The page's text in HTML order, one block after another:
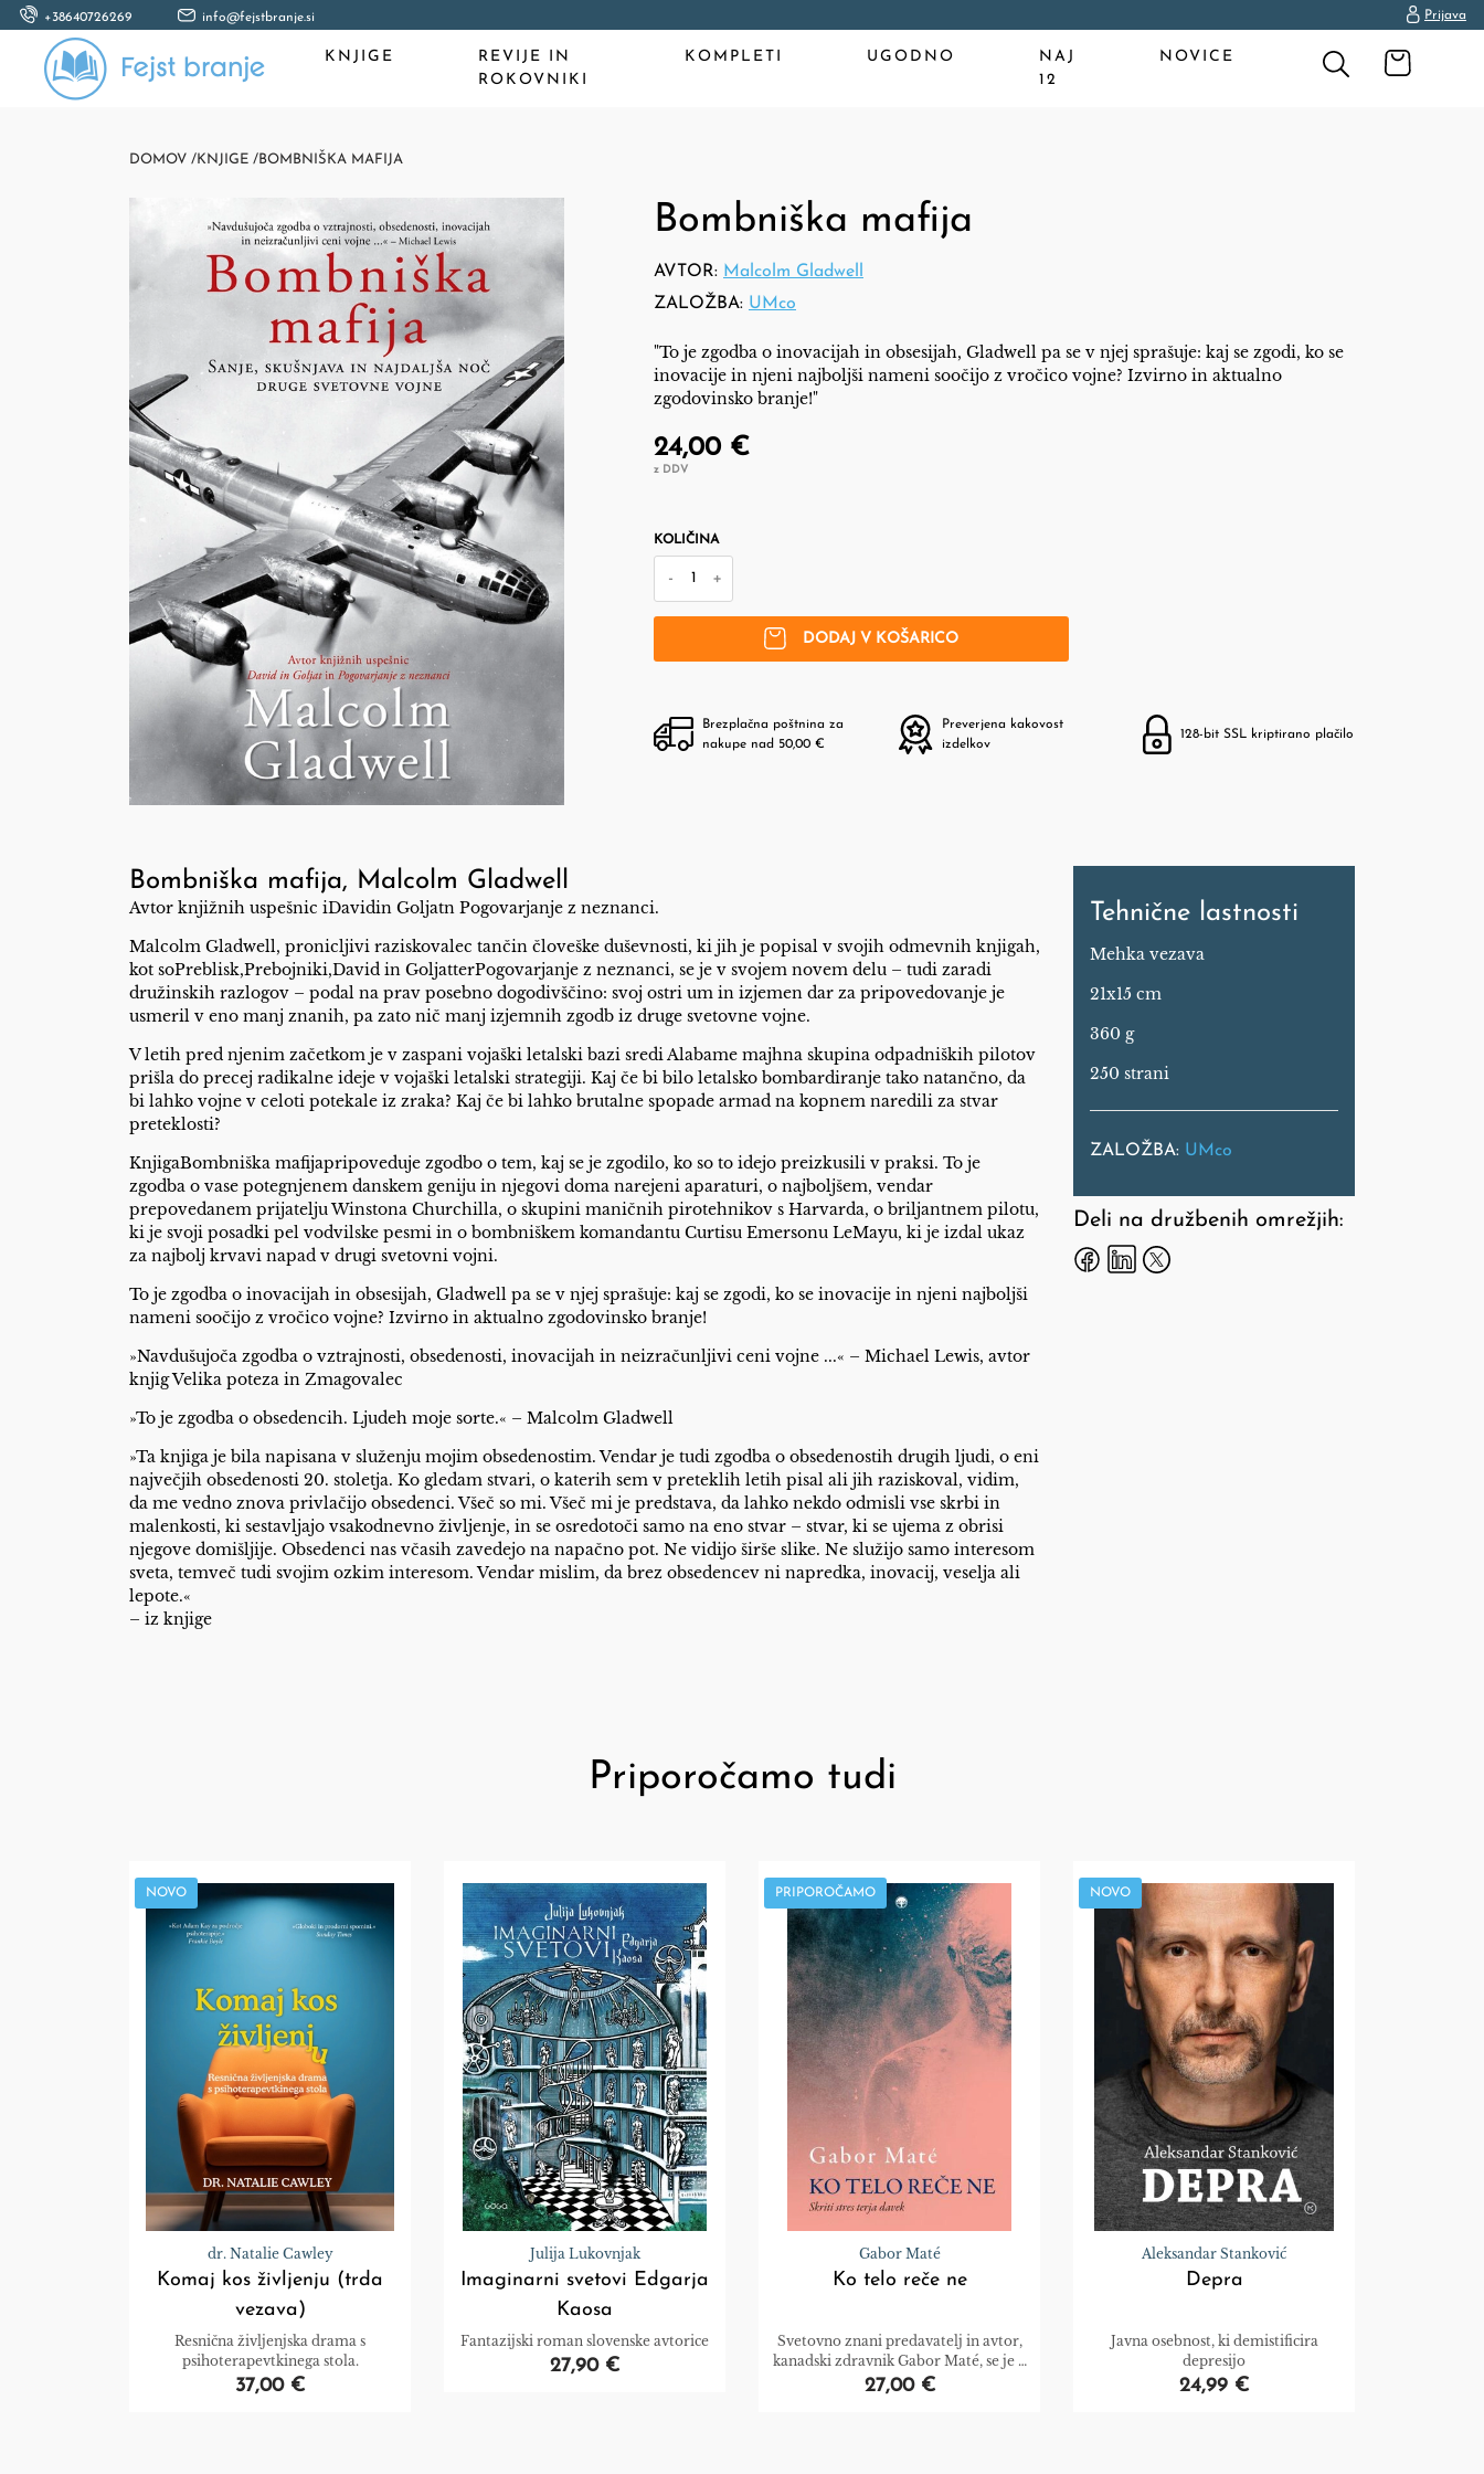
+38640726269 info@fejstbranje.si Prijava
KNJIGE
REVIJE IN
ROKOVNIKI
KOMPLETI UGODNO
NAJ
12
NOVICE
DOMOV /KNJIGE /BOMBNIŠKA MAFIJA
Bombniška mafija
AVTOR: Malcolm Gladwell
ZALOŽBA: UMco
"To je zgodba o inovacijah in obsesijah, Gladwell pa se v njej sprašuje: kaj se zgodi, ko se
inovacije in njeni najboljši nameni soočijo z vročico vojne? Izvirno in aktualno
zgodovinsko branje!"
24,00 €
z DDV
KOLIČINA
- +
DODAJ V KOŠARICO
Brezplačna poštnina za
nakupe nad 50,00 €
Preverjena kakovost
izdelkov
128-bit SSL kriptirano plačilo
Bombniška mafija, Malcolm Gladwell
Avtor knjižnih uspešnic iDavidin Goljatn Pogovarjanje z neznanci.
Malcolm Gladwell, pronicljivi raziskovalec tančin človeške duševnosti, ki jih je popisal v svojih odmevnih knjigah,
kot soPreblisk,Prebojniki,David in GoljatterPogovarjanje z neznanci, se je v svojem novem delu – tudi zaradi
družinskih razlogov – podal na prav posebno dogodivščino: svoj ostri um in izjemen dar za pripovedovanje je
usmeril v eno manj znanih, pa zato nič manj izjemnih zgodb iz druge svetovne vojne.
V letih pred njenim začetkom je v zaspani vojaški letalski bazi sredi Alabame majhna skupina odpadniških pilotov
prišla do precej radikalne ideje v vojaški letalski strategiji. Kaj če bi bilo letalsko bombardiranje tako natančno, da
bi lahko vojne v celoti potekale iz zraka? Kaj če bi lahko brutalne spopade armad na kopnem naredili za stvar
preteklosti?
KnjigaBombniška mafijapripoveduje zgodbo o tem, kaj se je zgodilo, ko so to idejo preizkusili v praksi. To je
zgodba o vase potegnjenem danskem geniju in njegovi doma narejeni aparaturi, o najboljšem, vendar
prepovedanem prijatelju Winstona Churchilla, o skupini maničnih pirotehnikov s Harvarda, o briljantnem pilotu,
ki je svoji posadki pel vodvilske pesmi in o bombniškem komandantu Curtisu Emersonu LeMayu, ki je izdal ukaz
za najbolj krvavi napad v drugi svetovni vojni.
To je zgodba o inovacijah in obsesijah, Gladwell pa se v njej sprašuje: kaj se zgodi, ko se inovacije in njeni najboljši
nameni soočijo z vročico vojne? Izvirno in aktualno zgodovinsko branje!
»Navdušujoča zgodba o vztrajnosti, obsedenosti, inovacijah in neizračunljivi ceni vojne ...« – Michael Lewis, avtor
knjig Velika poteza in Zmagovalec
»To je zgodba o obsedencih. Ljudeh moje sorte.« – Malcolm Gladwell
»Ta knjiga je bila napisana v služenju mojim obsedenostim. Vendar je tudi zgodba o obsedenostih drugih ljudi, o eni
največjih obsedenosti 20. stoletja. Ko gledam stvari, o katerih sem v preteklih letih pisal ali jih raziskoval, vidim,
da me vedno znova privlačijo obsedenci. Všeč so mi. Všeč mi je predstava, da lahko nekdo odmisli vse skrbi in
malenkosti, ki sestavljajo vsakodnevno življenje, in se osredotoči samo na eno stvar – stvar, ki se ujema z obrisi
njegove domišljije. Obsedenci nas včasih zavedejo na napačno pot. Ne vidijo širše slike. Ne služijo samo interesom
sveta, temveč tudi svojim ozkim interesom. Vendar mislim, da brez obsedencev ni napredka, inovacij, veselja ali
lepote.«
– iz knjige
Tehnične lastnosti
Mehka vezava
21x15 cm
360 g
250 strani
ZALOŽBA: UMco
Deli na družbenih omrežjih:
Priporočamo tudi
NOVO
dr. Natalie Cawley
Komaj kos življenju (trda
vezava)
Resnična življenjska drama s
psihoterapevtkinega stola.
37,00 €
Julija Lukovnjak
Imaginarni svetovi Edgarja
Kaosa
Fantazijski roman slovenske avtorice
27,90 €
PRIPOROČAMO
Gabor Maté
Ko telo reče ne
Svetovno znani predavatelj in avtor,
kanadski zdravnik Gabor Maté, se je v
knjigi Ko telo reče ne namenil pisati o
27,00 €
NOVO
Aleksandar Stanković
Depra
Javna osebnost, ki demistificira
depresijo
24,99 €